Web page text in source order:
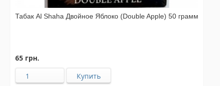
Табак Al Shaha Двойное Яблоко (Double Apple) 50 грамм
65 грн.